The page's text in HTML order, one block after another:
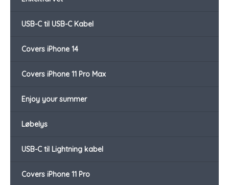
USB-C til USB-C Kabel
Covers iPhone 14
Covers iPhone 11 Pro Max
Enjoy your summer
Løbelys
USB-C til Lightning kabel
Covers iPhone 11 Pro